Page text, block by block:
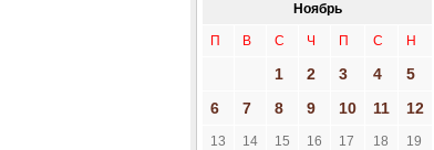
Ноябрь
П В С Ч П С Н
1 2 3 4
5
6
7 8 9 10 11 12
13 14 15 16 17 18 19